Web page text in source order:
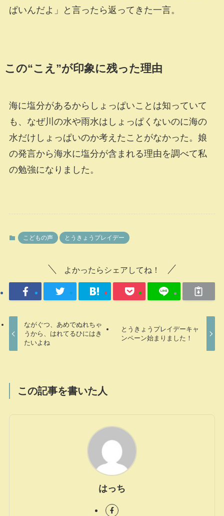
ぱいんだよ」と言ったら返ってきた一言。
この“こえ”が印象に残った理由
海に塩分があるからしょっぱいことは知っていて
も、なぜ川の水や雨水はしょっぱくないのに海の
水だけしょっぱいのか考えたことがなかった。娘
の発言から海水に塩分が含まれる理由を調べて私
の勉強になりました。
こどもの声 とうきょうプレイデー
よかったらシェアしてね！
ながぐつ、あめでぬれちゃ
うから、はれてるひにはき
たいよね
とうきょうプレイデーキャ
ンペーン始まりました！
この記事を書いた人
はっち